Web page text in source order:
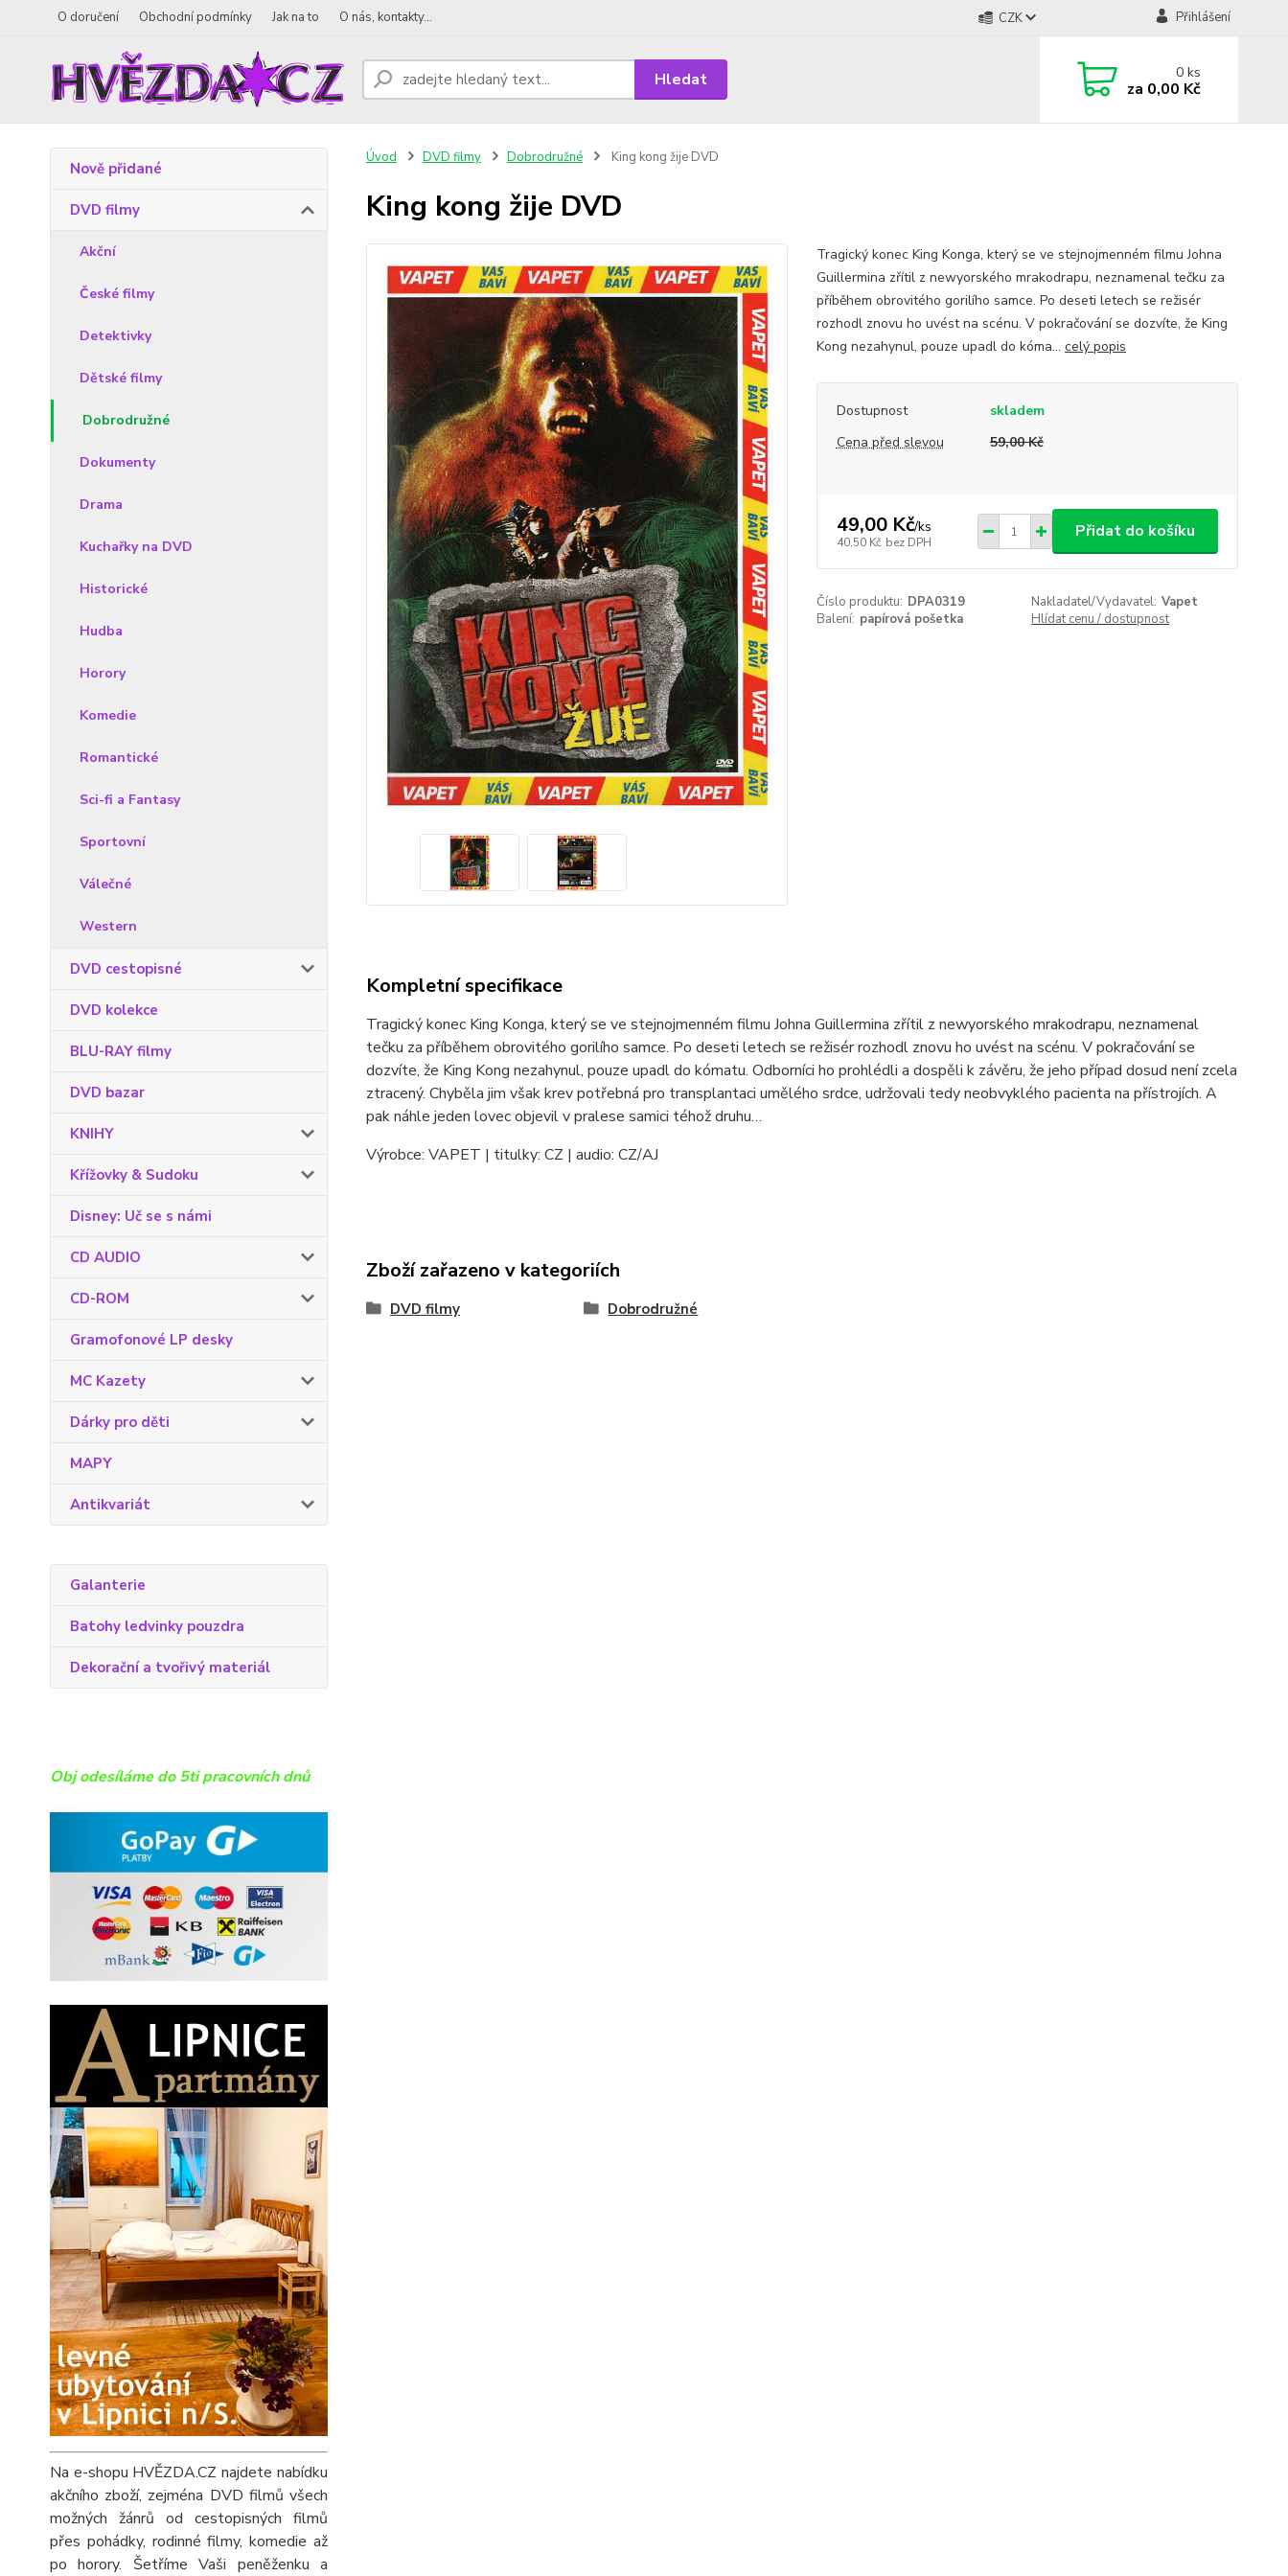
O doručení Obchodní podmínky Jak na to O nás, kontakty... CZK Přihlášení
Hledat 0ks
za 0,00 Kč
Nově přidané
DVD filmy
Akční
České filmy
Detektivky
Dětské filmy
Dobrodružné
Dokumenty
Drama
Kuchařky na DVD
Historické
Hudba
Horory
Komedie
Romantické
Sci-fi a Fantasy
Sportovní
Válečné
Western
DVD cestopisné
DVD kolekce
BLU-RAY filmy
DVD bazar
KNIHY
Křížovky & Sudoku
Disney: Uč se s námi
CD AUDIO
CD-ROM
Gramofonové LP desky
MC Kazety
Dárky pro děti
MAPY
Antikvariát
Galanterie
Batohy ledvinky pouzdra
Dekorační a tvořivý materiál
Obj odesíláme do 5ti pracovních dnů
Na e-shopu HVĚZDA.CZ najdete nabídku
akčního zboží, zejména DVD filmů všech
možných žánrů od cestopisných filmů
přes pohádky, rodinné filmy, komedie až
po horory. Šetříme Vaši peněženku a
Úvod DVD filmy Dobrodružné King kong žije DVD
King kong žije DVD
Tragický konec King Konga, který se ve stejnojmenném filmu Johna
Guillermina zřítil z newyorského mrakodrapu, neznamenal tečku za
příběhem obrovitého gorilího samce. Po deseti letech se režisér
rozhodl znovu ho uvést na scénu. V pokračování se dozvíte, že King
Kong nezahynul, pouze upadl do kóma... celý popis
Dostupnost
skladem
Cena před slevou
59,00 Kč
49,00 Kč/ks
40,50 Kč bez DPH
Přidat do košíku
Číslo produktu: DPA0319 Nakladatel/Vydavatel: Vapet
Balení: papírová pošetka Hlídat cenu / dostupnost
Kompletní specifikace
Tragický konec King Konga, který se ve stejnojmenném filmu Johna Guillermina zřítil z newyorského mrakodrapu, neznamenal
tečku za příběhem obrovitého gorilího samce. Po deseti letech se režisér rozhodl znovu ho uvést na scénu. V pokračování se
dozvíte, že King Kong nezahynul, pouze upadl do kómatu. Odborníci ho prohlédli a dospěli k závěru, že jeho případ dosud není zcela
ztracený. Chyběla jim však krev potřebná pro transplantaci umělého srdce, udržovali tedy neobvyklého pacienta na přístrojích. A
pak náhle jeden lovec objevil v pralese samici téhož druhu…
Výrobce: VAPET | titulky: CZ | audio: CZ/AJ
Zboží zařazeno v kategoriích
DVD filmy Dobrodružné